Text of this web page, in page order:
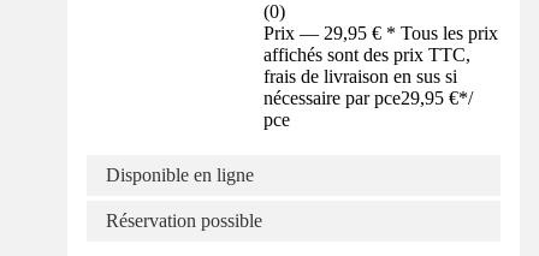
(0)
Prix — 29,95 € * Tous les prix
affichés sont des prix TTC,
frais de livraison en sus si
nécessaire par pce29,95 €*/
pce
Disponible en ligne
Réservation possible